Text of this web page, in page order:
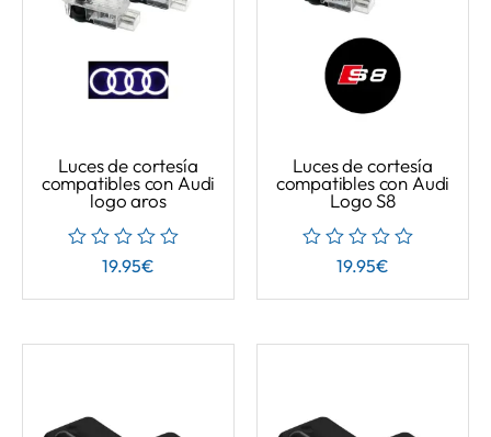
Luces de cortesía
compatibles con Audi
logo aros
19.95€
Luces de cortesía
compatibles con Audi
Logo S8
19.95€